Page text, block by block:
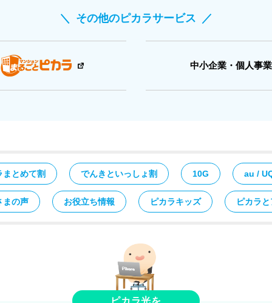
その他のピカラサービス
中小企業・個人事
まとめて割 でんきといっしょ割 10G au /
まの声 お役立ち情報 ピカラキッズ ピカラ
ピカラ光を